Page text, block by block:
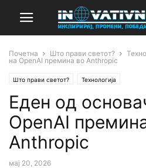
Почетна Што прави светот?
на OpenAI премина во Anthropic
Што прави светот? Технологија
Еден од
OpenAI
Anthropic
мај 20, 2026